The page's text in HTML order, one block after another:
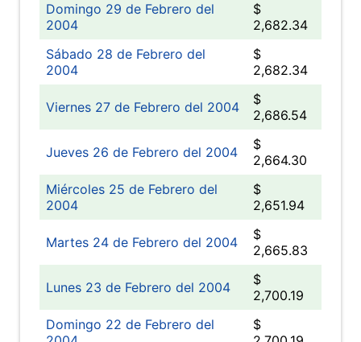
Domingo 29 de Febrero del
2004
$
2,682.34
Sábado 28 de Febrero del
2004
$
2,682.34
Viernes 27 de Febrero del 2004
$
2,686.54
Jueves 26 de Febrero del 2004
$
2,664.30
Miércoles 25 de Febrero del
2004
$
2,651.94
Martes 24 de Febrero del 2004
$
2,665.83
Lunes 23 de Febrero del 2004
$
2,700.19
Domingo 22 de Febrero del
$